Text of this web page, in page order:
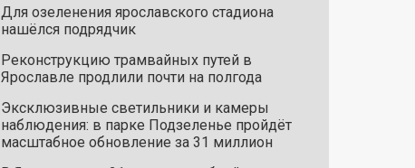
Для озеленения ярославского стадиона
нашёлся подрядчик
Реконструкцию трамвайных путей в
Ярославле продлили почти на полгода
Эксклюзивные светильники и камеры
наблюдения: в парке Подзеленье пройдёт
масштабное обновление за 31 миллион